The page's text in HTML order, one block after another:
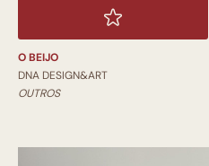
O BEIJO
DNA DESIGN&ART
OUTROS